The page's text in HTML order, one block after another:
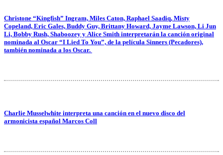
Christone “Kingfish” Ingram, Miles Caton, Raphael Saadiq, Misty
Copeland, Eric Gales, Buddy Guy, Brittany Howard, Jayme Lawson, Li Jun
Li, Bobby Rush, Shaboozey y Alice Smith interpretarán la canción original
nominada al Oscar “I Lied To You”, de la película Sinners (Pecadores),
también nominada a los Oscar.
Charlie Musselwhite interpreta una canción en el nuevo disco del
armonicista español Marcos Coll